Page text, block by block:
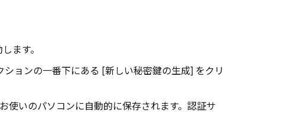
ます。
ションの一番下にある [新しい秘密鍵の生成] をクリ
使いのパソコンに自動的に保存されます。認証サ